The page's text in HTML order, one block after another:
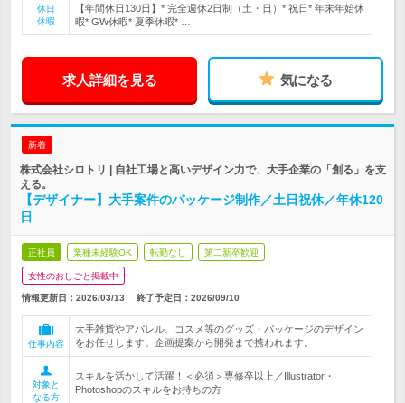
休日
休暇
【年間休日130日】* 完全週休2日制（土・日）* 祝日* 年末年始休
暇* GW休暇* 夏季休暇* …
求人詳細を見る 気になる
新着
株式会社シロトリ | 自社工場と高いデザイン力で、大手企業の「創る」を支
える。
【デザイナー】大手案件のパッケージ制作／土日祝休／年休120
日
正社員 業種未経験OK 転勤なし 第二新卒歓迎
女性のおしごと掲載中
情報更新日：2026/03/13 終了予定日： 2026/09/10
仕事内容
大手雑貨やアパレル、コスメ等のグッズ・パッケージのデザイン
をお任せします。企画提案から開発まで携われます。
対象と
なる方
スキルを活かして活躍！＜必須＞専修卒以上／Illustrator・
Photoshopのスキルをお持ちの方